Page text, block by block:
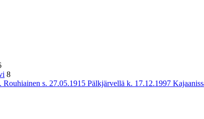
8
s. 27.05.1915 Pälkjärvellä k. 17.12.1997